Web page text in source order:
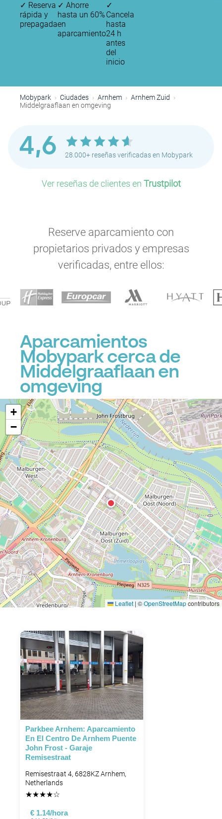
✓ Reserva
rápida y
prepagada
✓ Ahorre
hasta un 60%
en
aparcamiento
✓
Cancela
hasta
24 h
antes
del
inicio
Mobypark Ciudades Arnhem
Arnhem Zuid
Middelgraaflaan en omgeving
4,6 28.000+ reseñas verificadas en Mobypark
Ver reseñas de clientes en Trustpilot
Reserve aparcamiento con
propietarios privados y empresas
verificadas, entre ellos:
Aparcamientos
Mobypark cerca de
Middelgraaflaan en
omgeving
+
−
Leaflet | ©OpenStreetMapcontributors
Parkbee Arnhem: Aparcamiento
En El Centro De Arnhem Puente
John Frost - Garaje
Remisestraat
Remisestraat 4, 6828KZ Arnhem,
Netherlands
★★★★☆
€ 1.14/hora